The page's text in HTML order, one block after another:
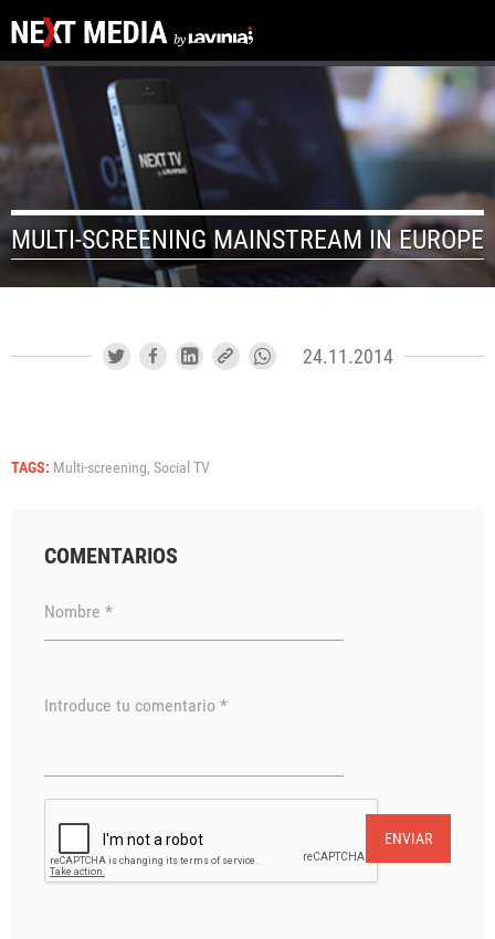
MULTI-SCREENING MAINSTREAM IN EUROPE
24.11.2014
TAGS: Multi-screening, Social TV
COMENTARIOS
Nombre *
Introduce tu comentario *
ENVIAR